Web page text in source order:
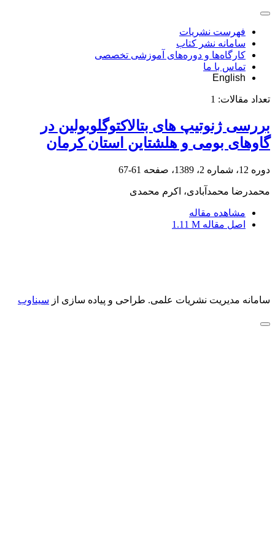
فهرست نشریات
سامانه نشر کتاب
کارگاه‌ها و دوره‌های آموزشی تخصصی
تماس با ما
English
تعداد مقالات: 1
بررسی ژنوتیپ های بتالاکتوگلوبولین در
گاوهای بومی و هلشتاین استان کرمان
دوره 12، شماره 2، 1389، صفحه 61-67
محمدرضا محمدآبادی، اکرم محمدی
مشاهده مقاله
اصل مقاله 1.11 M
سامانه مدیریت نشریات علمی. طراحی و پیاده سازی از سیناوب